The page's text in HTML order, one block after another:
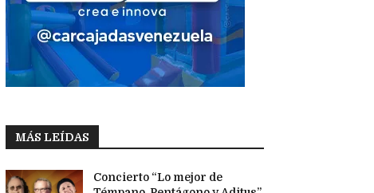
MÁS LEÍDAS
Concierto “Lo mejor de